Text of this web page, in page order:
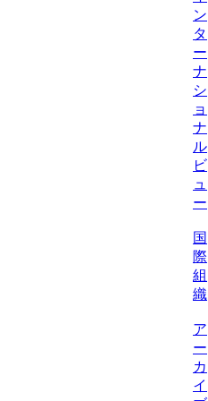
ン
タ
ー
ナ
シ
ョ
ナ
ル
ビ
ュ
ー
国
際
組
織
ア
ー
カ
イ